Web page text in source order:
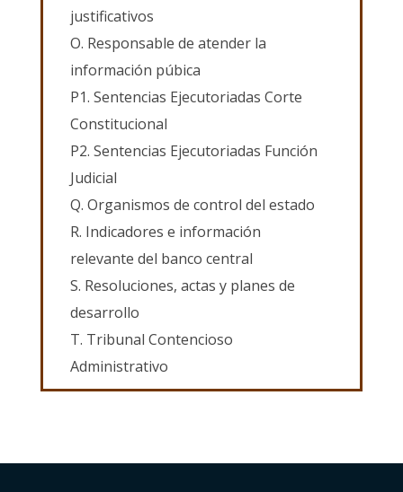
justificativos
O. Responsable de atender la
información púbica
P1. Sentencias Ejecutoriadas Corte
Constitucional
P2. Sentencias Ejecutoriadas Función
Judicial
Q. Organismos de control del estado
R. Indicadores e información
relevante del banco central
S. Resoluciones, actas y planes de
desarrollo
T. Tribunal Contencioso
Administrativo